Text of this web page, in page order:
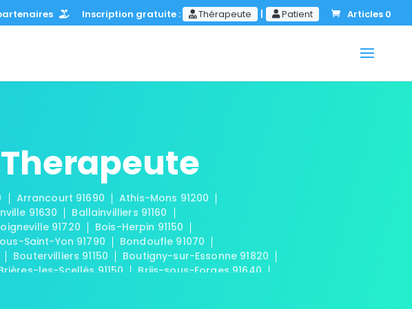
Inscription gratuite : Thérapeute | Patient Articles 0
Arrancourt 91690
Athis-Mons 91200
91630
Ballainvilliers 91160
91720
Bois-Herpin 91150
Saint-Yon 91790
Bondoufle 91070
Boutervilliers 91150
Boutigny-sur-Essonne 91820
les-Scellés 91150
Briis-sous-Forges 91640